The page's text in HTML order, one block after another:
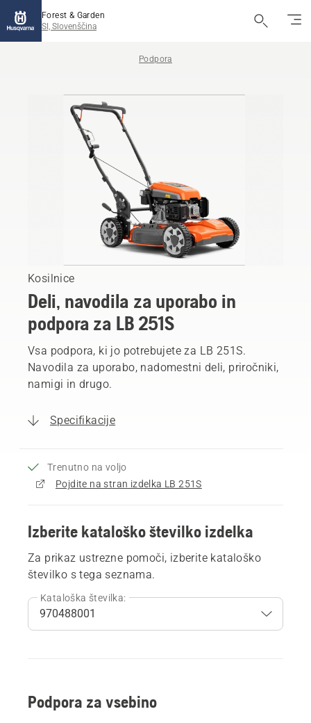
Forest & Garden
SI, Slovenščina
Podpora
Kosilnice
Deli, navodila za uporabo in
podpora za LB 251S
Vsa podpora, ki jo potrebujete za LB 251S.
Navodila za uporabo, nadomestni deli, priročniki,
namigi in drugo.
Specifikacije
Trenutno na voljo
Pojdite na stran izdelka LB 251S
Izberite kataloško številko izdelka
Za prikaz ustrezne pomoči, izberite kataloško
številko s tega seznama.
Kataloška številka:
Podpora za vsebino